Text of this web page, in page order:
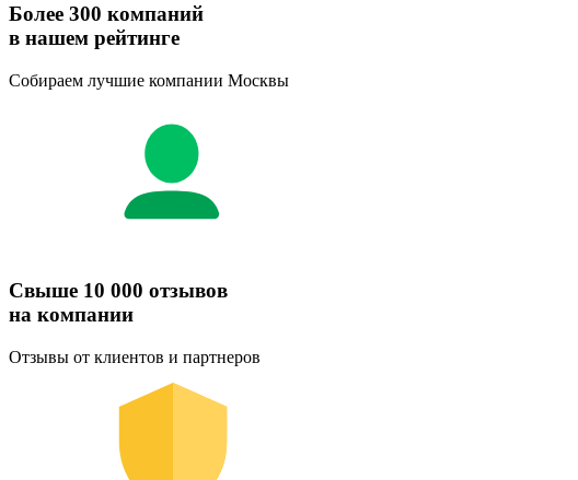
Более 300 компаний
в нашем рейтинге
Собираем лучшие компании Москвы
Свыше 10 000 отзывов
на компании
Отзывы от клиентов и партнеров